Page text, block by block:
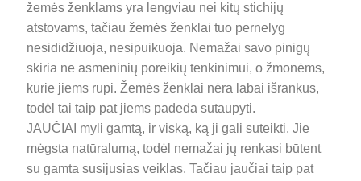
žemės ženklams yra lengviau nei kitų stichijų
atstovams, tačiau žemės ženklai tuo pernelyg
nesididžiuoja, nesipuikuoja. Nemažai savo pinigų
skiria ne asmeninių poreikių tenkinimui, o žmonėms,
kurie jiems rūpi. Žemės ženklai nėra labai išrankūs,
todėl tai taip pat jiems padeda sutaupyti.
JAUČIAI myli gamtą, ir viską, ką ji gali suteikti. Jie
mėgsta natūralumą, todėl nemažai jų renkasi būtent
su gamta susijusias veiklas. Tačiau jaučiai taip pat